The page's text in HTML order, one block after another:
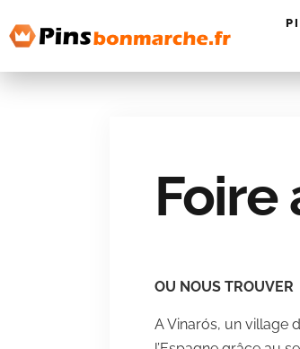
Foire
OU NOUS TROUVER
A Vinarós, un village